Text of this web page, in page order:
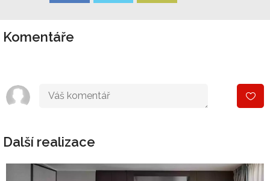
Komentáře
Další realizace